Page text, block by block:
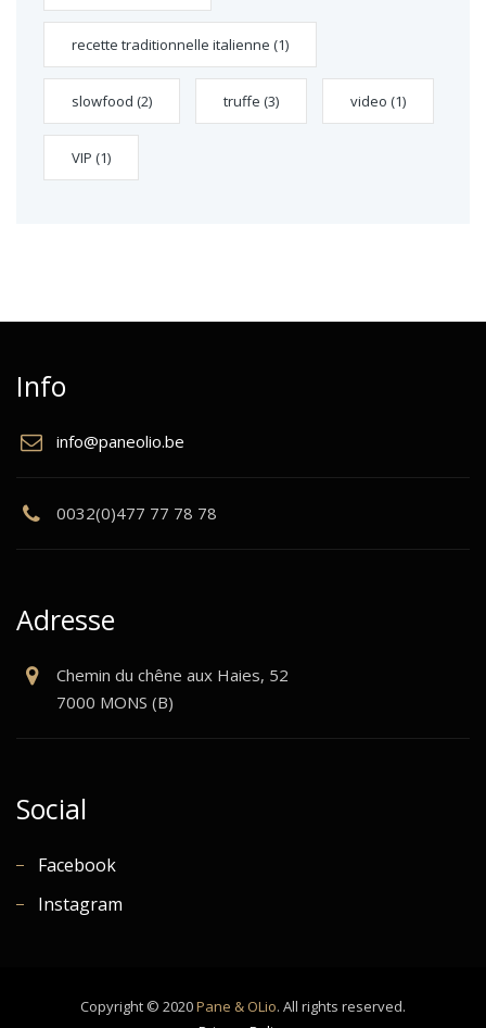
recette traditionnelle italienne (1)
slowfood (2) truffe (3) video (1)
VIP (1)
Info
info@paneolio.be
0032(0)477 77 78 78
Adresse
Chemin du chêne aux Haies, 52
7000 MONS (B)
Social
Facebook
Instagram
Copyright © 2020Pane & OLio. All rights reserved.